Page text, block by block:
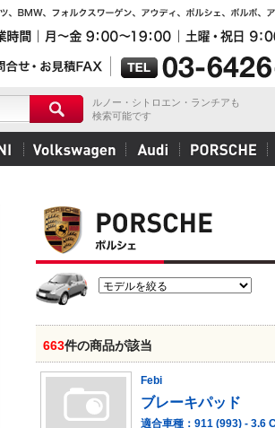
ルノー・シトロエン・ランチアも
検索可能です
663件の商品が該当
Febi
ブレーキパッド
適合車種：911 (993) - 3.6